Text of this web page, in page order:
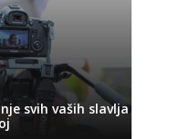
svih vaših slavlja